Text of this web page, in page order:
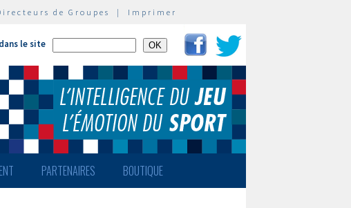
de Groupes | Imprimer
le site
PARTENAIRES BOUTIQUE